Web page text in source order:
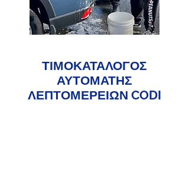
ΤΙΜΟΚΑΤΑΛΟΓΟΣ
ΑΥΤΟΜΑΤΗΣ
ΛΕΠΤΟΜΕΡΕΙΩΝ CODI